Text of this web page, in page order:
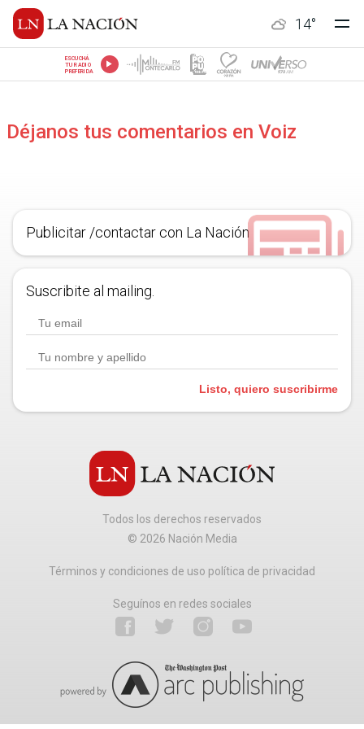
14°
ESCUCHÁ
TU RADIO
PREFERIDA
Déjanos tus comentarios en Voiz
Publicitar /contactar con La Nación
Suscribite al mailing.
Listo, quiero suscribirme
Todos los derechos reservados
© 2026 Nación Media
Términos y condiciones de uso política de privacidad
Seguínos en redes sociales